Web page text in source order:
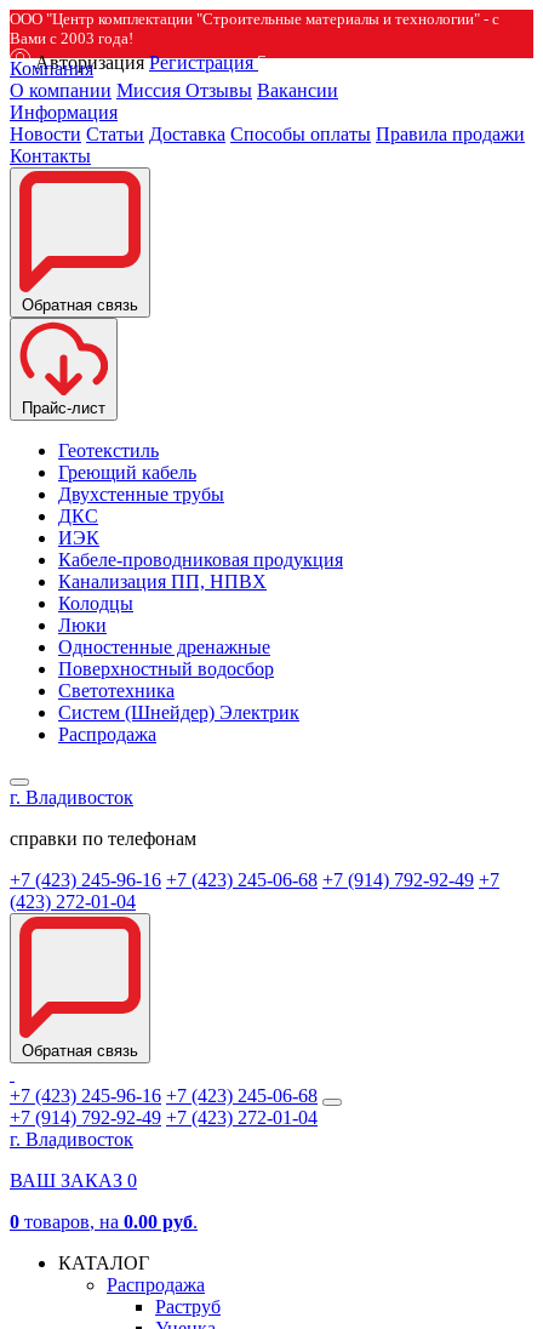
ООО "Центр комплектации "Строительные материалы и технологии" - с
Вами с 2003 года!
Авторизация Регистрация
Компания
О компании Миссия Отзывы Вакансии
Информация
Новости Статьи Доставка Способы оплаты Правила продажи
Контакты
Обратная связь
Прайс-лист
Геотекстиль
Греющий кабель
Двухстенные трубы
ДКС
ИЭК
Кабеле-проводниковая продукция
Канализация ПП, НПВХ
Колодцы
Люки
Одностенные дренажные
Поверхностный водосбор
Светотехника
Систем (Шнейдер) Электрик
Распродажа
г. Владивосток
справки по телефонам
+7 (423) 245-96-16 +7 (423) 245-06-68 +7 (914) 792-92-49 +7
(423) 272-01-04
Обратная связь
+7 (423) 245-96-16 +7 (423) 245-06-68
+7 (914) 792-92-49 +7 (423) 272-01-04
г. Владивосток
ВАШ ЗАКАЗ 0
0 товаров, на 0.00 руб.
КАТАЛОГ
Распродажа
Раструб